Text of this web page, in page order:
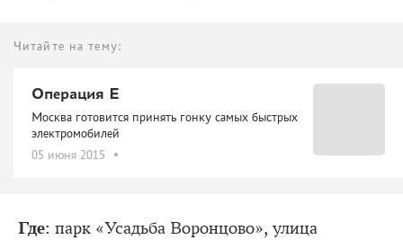
Читайте на тему:
Операция Е
Москва готовится принять гонку самых быстрых
электромобилей
05 июня 2015
Где: парк «Усадьба Воронцово», улица